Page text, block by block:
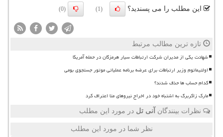
این مطلب را می پسندید؟ (1)
(0)
تازه ترین مطالب مرتبط
شهادت یکی از مدیران شرکت ارتباطات سیار هرمزگان در حمله آمریکا
اولتیماتوم وزیر ارتباطات برای عرضه برنامه عملیاتی موتور جستجوی بومی
کدام حساب ها حذف شدند؟
مارک زاکربرگ به اشتباه خود در اخراج نیروهای متا اعتراف کرد
نظرات بینندگان آنی تل در مورد این مطلب
نظر شما در مورد این مطلب